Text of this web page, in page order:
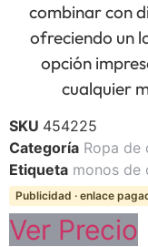
combinar con
ofreciendo un
opción
cualquier
SKU 454225
Categoría Ropa de
Etiqueta monos de
Publicidad · enlace
Ver Precio